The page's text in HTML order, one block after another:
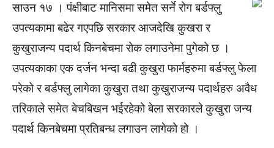
साउन १७ । पंक्षीबाट मानिसमा समेत सर्ने रोग बर्डफ्लु
उपत्यकामा बढेर गएपछि सरकार आजदेखि कुखरा र
कुखुराजन्य पदार्थ किनबेचमा रोक लगाउनेमा पुगेको छ ।
उपत्यकाका एक दर्जन भन्दा बढी कुखुरा फार्महरुमा बर्डफ्लु फेला
परेको र बर्डफ्लु लागेका कुखुरा तथा कुखुराजन्य पदार्थहरु अवैध
तरिकाले समेत बेचबिखन भईरहेको बेला सरकारले कुखुरा जन्य
पदार्थ किनबेचमा प्रतिबन्ध लगाउन लागेको हो ।